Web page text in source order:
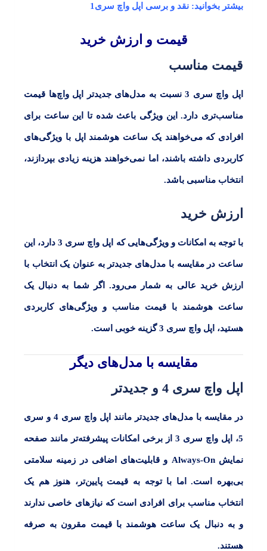
بیشتر بخوانید: نقد و‌ برسی اپل واچ سری1
قیمت و ارزش خرید
قیمت مناسب
اپل واچ سری 3 نسبت به مدل‌های جدیدتر اپل واچ‌ها قیمت
مناسب‌تری دارد. این ویژگی باعث شده تا این ساعت برای
افرادی که می‌خواهند یک ساعت هوشمند اپل با ویژگی‌های
کاربردی داشته باشند، اما نمی‌خواهند هزینه زیادی بپردازند،
انتخاب مناسبی باشد.
ارزش خرید
با توجه به امکانات و ویژگی‌هایی که اپل واچ سری 3دارد، این
ساعت در مقایسه با مدل‌های جدیدتر به عنوان یک انتخاب با
ارزش خرید عالی به شمار می‌رود. اگر شما به دنبال یک
ساعت هوشمند با قیمت مناسب و ویژگی‌های کاربردی
هستید، اپل واچ سری 3 گزینه خوبی است.
مقایسه با مدل‌های دیگر
اپل واچ سری 4 و جدیدتر
در مقایسه با مدل‌های جدیدتر مانند اپل واچ سری 4 و سری
5، اپل واچ سری 3 از برخی امکانات پیشرفته‌تر مانند صفحه
نمایش Always-On و قابلیت‌های اضافی در زمینه سلامتی
بی‌بهره است. اما با توجه به قیمت پایین‌تر، هنوز هم یک
انتخاب مناسب برای افرادی است که نیازهای خاصی ندارند
و به دنبال یک ساعت هوشمند با قیمت مقرون به صرفه
هستند.